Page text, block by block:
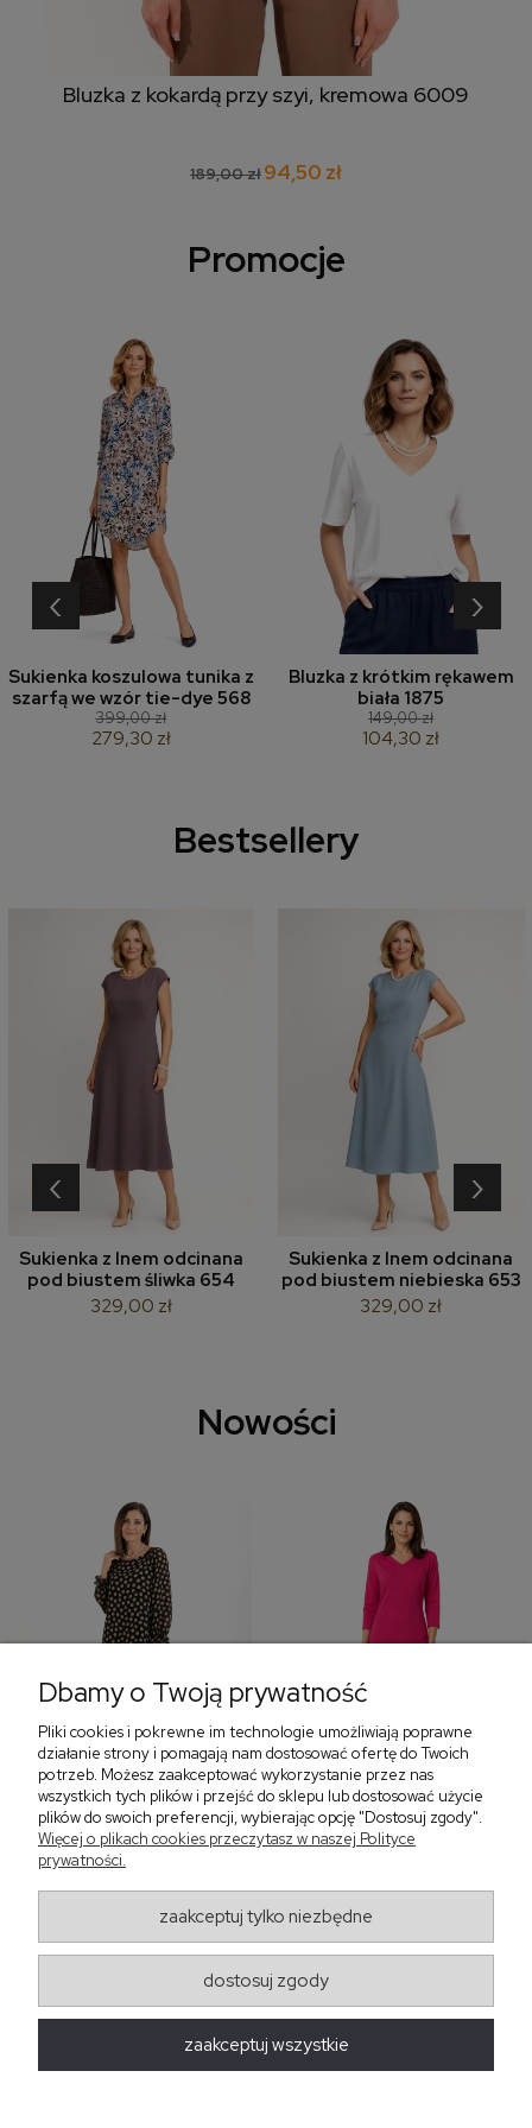
Bluzka z kokardą przy szyi, kremowa 6009
189,00 zł94,50 zł
Promocje
Sukienka koszulowa tunika z
szarfą we wzór tie-dye 568
399,00 zł
279,30 zł
Bluzka z krótkim rękawem
biała 1875
149,00 zł
104,30 zł
‹ ›
Bestsellery
Sukienka z lnem odcinana
pod biustem śliwka 654
329,00 zł
Sukienka z lnem odcinana
pod biustem niebieska 653
329,00 zł
‹ ›
Nowości
Sukienka z falbaną i
bufiastym rękawem w
405,30 zł
Sukienka z dekoltem w
299,00 zł
‹
Regulaminy
Obsługa zamówień
Dbamy o Twoją prywatność
Pliki cookies i pokrewne im technologie umożliwiają poprawne
działanie strony i pomagają nam dostosować ofertę do Twoich
potrzeb. Możesz zaakceptować wykorzystanie przez nas
wszystkich tych plików i przejść do sklepu lub dostosować użycie
plików do swoich preferencji, wybierając opcję "Dostosuj zgody".
Więcej o plikach cookies przeczytasz w naszej Polityce
prywatności.
zaakceptuj tylko niezbędne
dostosuj zgody
zaakceptuj wszystkie